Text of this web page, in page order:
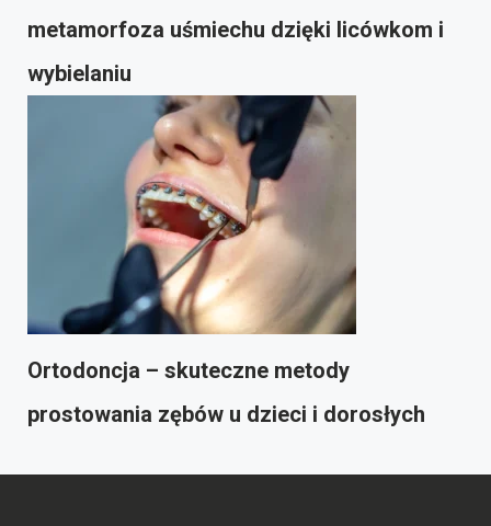
metamorfoza uśmiechu dzięki licówkom i
wybielaniu
Ortodoncja – skuteczne metody
prostowania zębów u dzieci i dorosłych